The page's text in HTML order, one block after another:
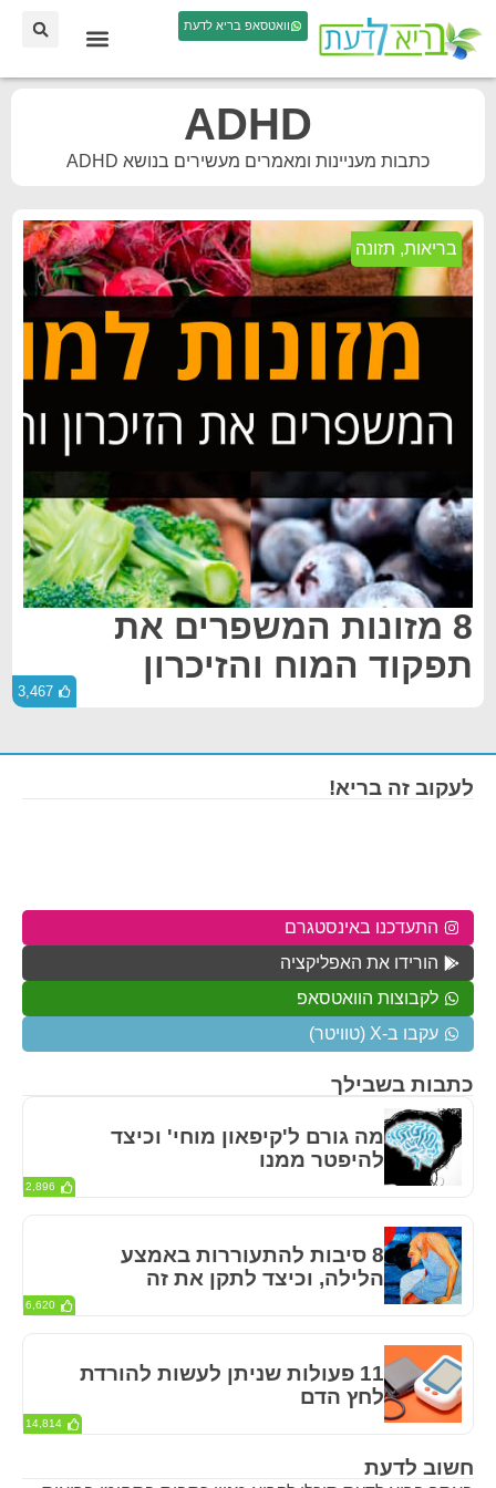
וואטסאפ בריא לדעת
ADHD
כתבות מעניינות ומאמרים מעשירים בנושא ADHD
בריאות, תזונה
8 מזונות המשפרים את
תפקוד המוח והזיכרון
3,467
חשוב לדעת
כתבות בשבילך
מה גורם ל'קיפאון מוחי' וכיצד
להיפטר ממנו
2,896
8 סיבות להתעוררות באמצע
הלילה, וכיצד לתקן את זה
6,620
11 פעולות שניתן לעשות להורדת
לחץ הדם
14,814
לעקוב זה בריא!
התעדכנו באינסטגרם
הורידו את האפליקציה
לקבוצות הוואטסאפ
עקבו ב-X (טוויטר)